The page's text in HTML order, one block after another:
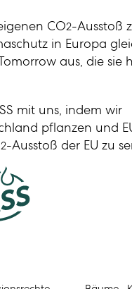
CO2-Ausstoß
in Europa
aus, die sie
mit uns, indem wir
pflanzen und
2-Ausstoß der EU zu